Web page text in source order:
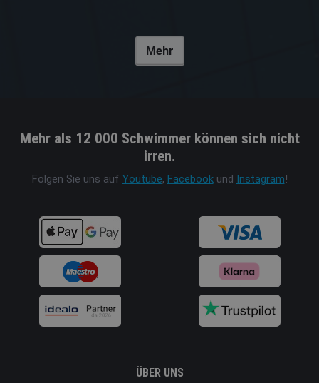
Mehr
Mehr als 12 000 Schwimmer können sich nicht
irren.
Folgen Sie uns auf Youtube, Facebookund Instagram!
ÜBER UNS